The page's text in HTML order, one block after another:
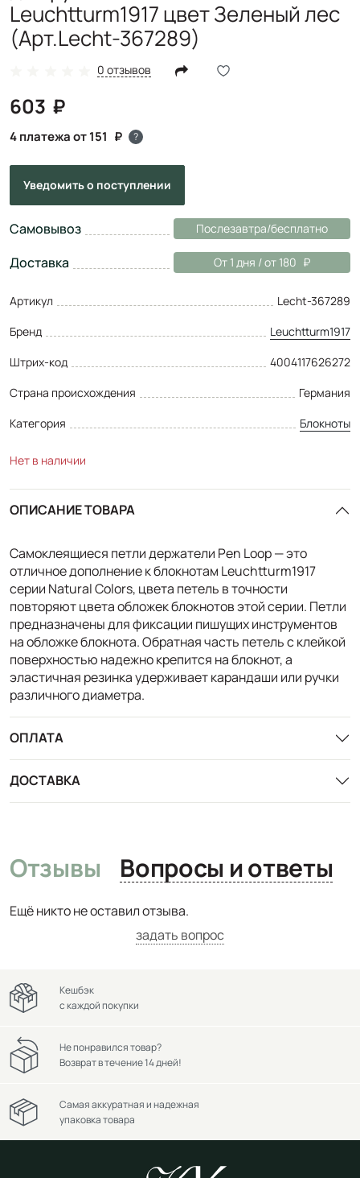
Leuchtturm1917 цвет Зеленый лес
(Арт.Lecht-367289)
0 отзывов
603
4 платежа от 151 ?
Уведомитьо поступлении
Самовывоз Послезавтра/бесплатно
Доставка От 1 дня / от 180
Артикул
Lecht-367289
Бренд
Leuchtturm1917
Штрих-код
4004117626272
Страна происхождения
Германия
Категория
Блокноты
Нет в наличии
ОПИСАНИЕ ТОВАРА
Самоклеящиеся петли держатели Pen Loop — это
отличное дополнение к блокнотам Leuchtturm1917
серии Natural Colors, цвета петель в точности
повторяют цвета обложек блокнотов этой серии. Петли
предназначены для фиксации пишущих инструментов
на обложке блокнота. Обратная часть петель с клейкой
поверхностью надежно крепится на блокнот, а
эластичная резинка удерживает карандаши или ручки
различного диаметра.
ОПЛАТА
ДОСТАВКА
Отзывы Вопросы и ответы
Ещё никто не оставил отзыва.
задать вопрос
Кешбэк
с каждой покупки
Не понравился товар?
Возврат в течение 14 дней!
Самая аккуратная и надежная
упаковка товара